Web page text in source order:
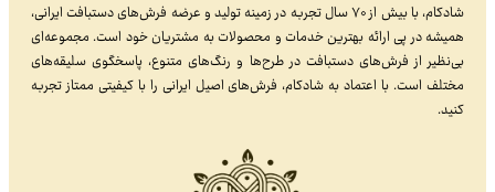
شادکام، با بیش از ۷۰ سال تجربه در زمینه تولید و عرضه فرش‌های دستبافت ایرانی،
همیشه در پی ارائه بهترین خدمات و محصولات به مشتریان خود است. مجموعه‌ای
بی‌نظیر از فرش‌های دستبافت در طرح‌ها و رنگ‌های متنوع، پاسخگوی سلیقه‌های
مختلف است. با اعتماد به شادکام، فرش‌های اصیل ایرانی را با کیفیتی ممتاز تجربه
کنید.